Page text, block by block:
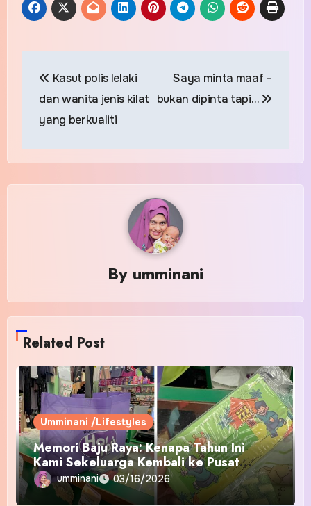
navigation
Kasut polis lelaki
dan wanita jenis kilat
yang berkualiti
Saya minta maaf –
bukan dipinta tapi…
By umminani
Related Post
Umminani /Lifestyles
Memori Baju Raya: Kenapa Tahun Ini
Kami Sekeluarga Kembali ke Pusat
Pakaian Hari-Hari?
umminani 03/16/2026